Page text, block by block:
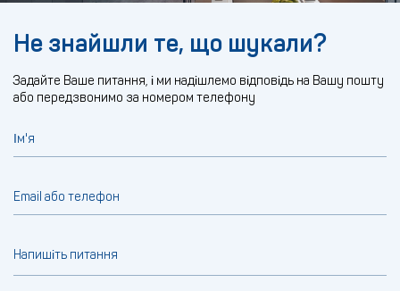
Не знайшли те, що шукали?
Задайте Ваше питання, і ми надішлемо відповідь на Вашу пошту
або передзвонимо за номером телефону
Ім'я
Email або телефон
Напишіть питання